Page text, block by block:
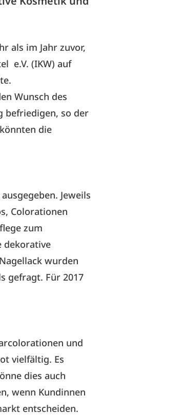
als im Jahr zuvor,
e.V. (IKW) auf
Wunsch des
befriedigen, so der
die
Jeweils
Colorationen
zum
dekorative
wurden
gefragt. Für 2017
und
vielfältig. Es
dies auch
wenn Kundinnen
entscheiden.